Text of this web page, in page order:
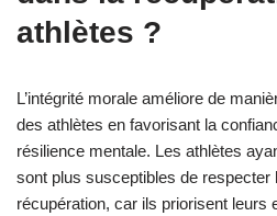
soutien qui atténue la fatigue mentale.